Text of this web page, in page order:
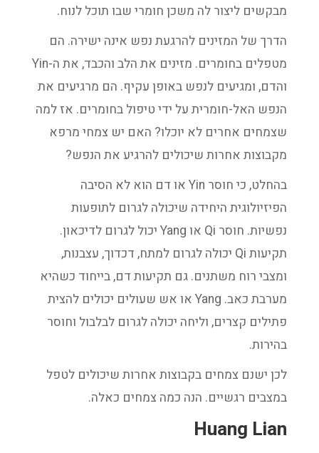
מבקשים ליצור לה משכן חומרי שבו תוכל לנוח.
הדרך של המזינים להרגעת נפש אינה ישירה. הם
מטפלים בחומרים. מזינים את הלב והכבד, את ה-Yin
והדם, ומגיעים לנפש באופן עקיף. הם מרגיעים את
הנפש האל-חומרית על ידי טיפול בחומרים. אז למה
שצמחים אחרים לא יוכלו? האם יש צמחי מרפא
מקבוצות אחרות שיכולים להרגיע את הנפש?
בהחלט, כי חוסר Yin או דם הוא לא הסיבה
הפיזיולוגית היחידה שיכולה לגרום לתופעות
נפשיות. חוסר Qi או Yang יכול לגרום לדיכאון.
תקיעות Qi יכולה לגרום למתח, דכדוך, עצבנות,
ומצבי רוח משתנים. גם תקיעות דם, בייחוד כשהיא
מערבת כאב. Yang או אש שעולים יכולים להצית
פתילים קצרים, וליחה יכולה לגרום לבלבול וחוסר
בהירות.
לכן ישנם צמחים בקבוצות אחרות שיכולים לטפל
במצבים רגשיים. הנה כמה צמחים כאלה.
Huang Lian